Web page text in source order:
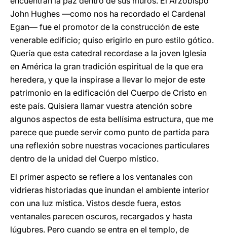
John Hughes —como nos ha recordado el Cardenal
Egan— fue el promotor de la construcción de este
venerable edificio; quiso erigirlo en puro estilo gótico.
Quería que esta catedral recordase a la joven Iglesia
en América la gran tradición espiritual de la que era
heredera, y que la inspirase a llevar lo mejor de este
patrimonio en la edificación del Cuerpo de Cristo en
este país. Quisiera llamar vuestra atención sobre
algunos aspectos de esta bellísima estructura, que me
parece que puede servir como punto de partida para
una reflexión sobre nuestras vocaciones particulares
dentro de la unidad del Cuerpo místico.
El primer aspecto se refiere a los ventanales con
vidrieras historiadas que inundan el ambiente interior
con una luz mística. Vistos desde fuera, estos
ventanales parecen oscuros, recargados y hasta
lúgubres. Pero cuando se entra en el templo, de